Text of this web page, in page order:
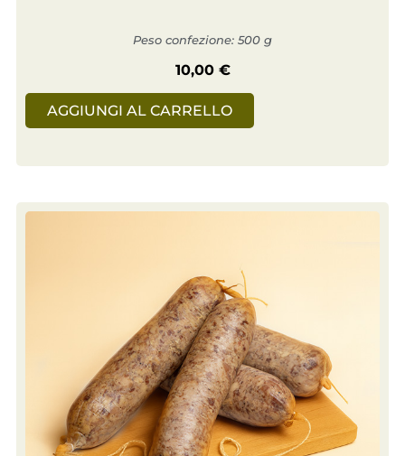
Peso confezione: 500 g
10,00 €
AGGIUNGI AL CARRELLO